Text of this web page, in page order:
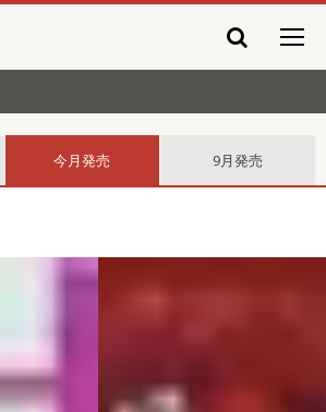
今月発売 9月発売